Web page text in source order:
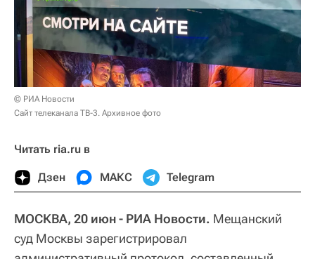
© РИА Новости
Сайт телеканала ТВ-3. Архивное фото
Читать ria.ru в
Дзен МАКС Telegram
МОСКВА, 20 июн - РИА Новости. Мещанский
суд Москвы зарегистрировал